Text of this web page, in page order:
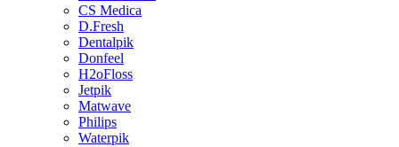
CS Medica
D.Fresh
Dentalpik
Donfeel
H2oFloss
Jetpik
Matwave
Philips
Waterpik